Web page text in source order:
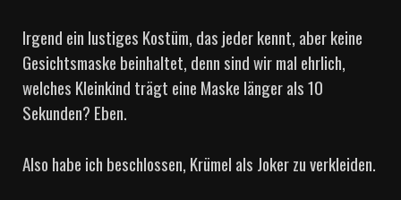
Irgend ein lustiges Kostüm, das jeder kennt, aber keine
Gesichtsmaske beinhaltet, denn sind wir mal ehrlich,
welches Kleinkind trägt eine Maske länger als 10
Sekunden? Eben.
Also habe ich beschlossen, Krümel als Joker zu verkleiden.